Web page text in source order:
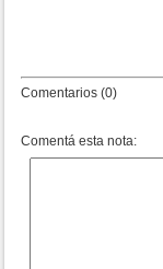
Comentarios (0)
Comentá esta nota: